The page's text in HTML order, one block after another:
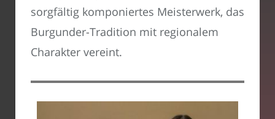
sorgfältig komponiertes Meisterwerk, das
Burgunder-Tradition mit regionalem
Charakter vereint.